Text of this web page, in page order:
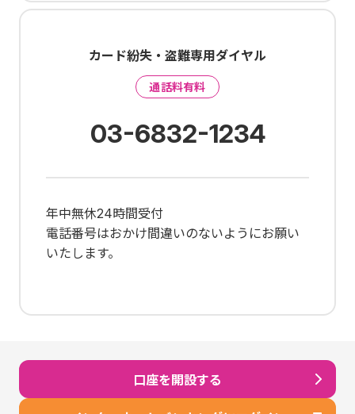
カード紛失・盗難専用ダイヤル
通話料有料
03-6832-1234
年中無休24時間受付
電話番号はおかけ間違いのないようにお願い
いたします。
口座を開設する